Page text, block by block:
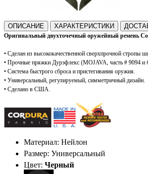
ОПИСАНИЕ ХАРАКТЕРИСТИКИ
Оригинальный двухточечный оружейный ремень
• Сделан из высококачественной сверхпрочной стропы
• Прочные пряжки Дурэфлекс (MOJAVA, часть # 9094 и
• Система быстрого сброса и пристегивания оружия.
• Универсальный, регулируемый, симметричный дизайн.
• Сделано в США.
Материал: Нейлон
Размер: Универсальный
Цвет: Черный